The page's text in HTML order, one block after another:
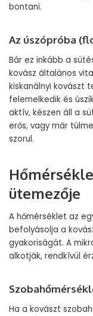
bontani.
Az úszópróba
Bár ez inkább a
kovász általános
kiskanálnyi kovászt
felemelkedik és
aktív, készen áll a
erős, vagy már
szorul.
ütemezője
A hőmérséklet az
befolyásolja a
gyakoriságát. A
alkotják, rendkívül
Ha a kovászt